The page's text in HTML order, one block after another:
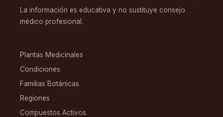
La información es educativa y no sustituye consejo
médico profesional.
Plantas Medicinales
Condiciones
Familias Botánicas
Regiones
Compuestos Activos